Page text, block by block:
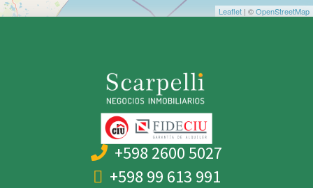
Leaflet | ©OpenStreetMap
+598 2600 5027
+598 99 613 991